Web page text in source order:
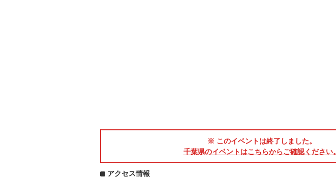
※ このイベントは終了しました。
千葉県のイベントはこちらからご確認ください。
アクセス情報